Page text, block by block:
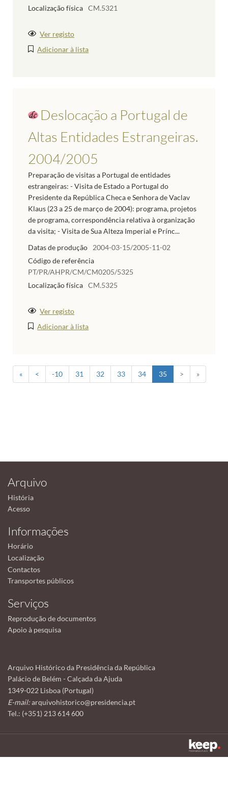
Localização física CM.5321
Ver registo
Adicionar à lista
Deslocação a Portugal de
Altas Entidades Estrangeiras.
2004/2005
Preparação de visitas a Portugal de entidades
estrangeiras: - Visita de Estado a Portugal do
Presidente da República Checa e Senhora de Vaclav
Klaus (23 a 25 de março de 2004): programa, projetos
de programa, correspondência relativa à organização
da visita; - Visita de Sua Alteza Imperial e Prínc...
Datas de produção
2004-03-15/2005-11-02
Código de referência
PT/PR/AHPR/CM/CM0205/5325
Localização física CM.5325
Ver registo
Adicionar à lista
« < -10 31 32 33 34 35 > »
Arquivo
História
Acesso
Informações
Horário
Localização
Contactos
Transportes públicos
Serviços
Reprodução de documentos
Apoio à pesquisa
Arquivo Histórico da Presidência da República
Palácio de Belém - Calçada da Ajuda
1349-022 Lisboa (Portugal)
E-mail:arquivohistorico@presidencia.pt
Tel.: (+351) 213 614 600